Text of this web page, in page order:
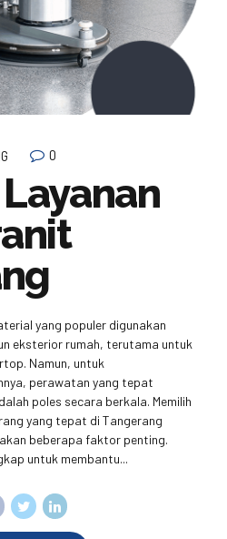
0
yang populer digunakan
eksterior rumah, terutama untuk
Namun, untuk
perawatan yang tepat
poles secara berkala. Memilih
yang tepat di Tangerang
beberapa faktor penting.
untuk membantu...